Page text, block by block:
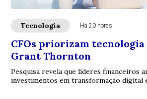
Tecnologia Há 20 horas
CFOs priorizam tecnologia
Grant Thornton
Pesquisa revela que líderes financeiros
investimentos em transformação digital